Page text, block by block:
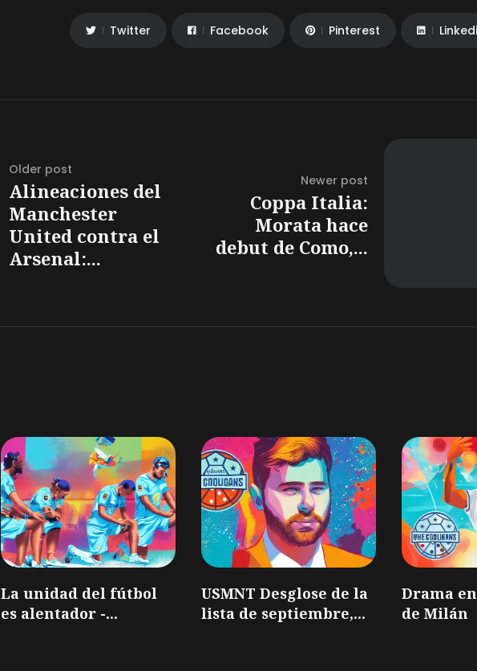
Twitter Facebook Pinterest
Older post
Alineaciones del
Manchester
United contra el
Arsenal:...
Newer post
Coppa Italia:
Morata hace
debut de Como,...
La unidad del fútbol
es alentador -...
USMNT Desglose de la
lista de septiembre,...
Drama
de Milán